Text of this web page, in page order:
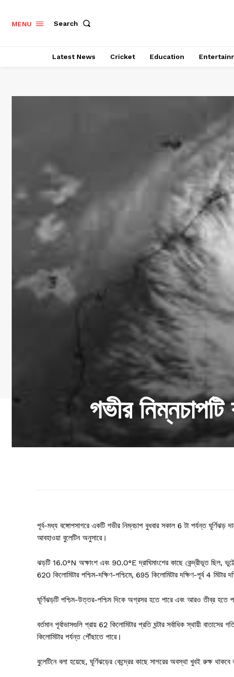
MENU Search
Latest News Cricket Education
গভীর
পূর্ব-মধ্য বঙ্গোপসাগরে একটি গভীর নিম্নচাপ বুধবার সকাল 6 টা পর্যন্ত ঘূর্ণিঝড়
আবহাওয়া বুলেটিন অনুসারে।
ঝড়টি 16.0°N অক্ষাংশ এবং 90.0°E দ্রাঘিমাংশের কাছে কেন্দ্রীভূত ছিল,
620 কিলোমিটার পশ্চিম-দক্ষিণ-পশ্চিমে, 695 কিলোমিটার দক্ষিণ-পূর্ব 4 মিটার
ঘূর্ণিঝড়টি পশ্চিম-উত্তর-পশ্চিম দিকে অগ্রসর হতে পারে এবং আরও তীব্র হতে
বর্তমান পূর্বাভাসগুলি প্রায় 62 কিলোমিটার প্রতি ঘন্টার সর্বাধিক স্থায়ী
কিলোমিটার পর্যন্ত পৌঁছাতে পারে।
বুলেটিনে বলা হয়েছে, ঘূর্ণিঝড়ের কেন্দ্রের কাছে সাগরের অবস্থা খুবই রুক্ষ